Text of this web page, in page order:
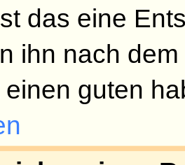
Option
einer
indem Sie die
Beitrags
ich eine Umfrage?